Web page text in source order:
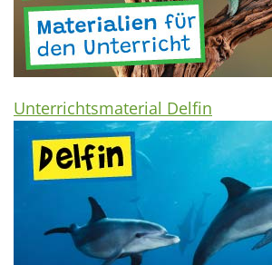
Unterrichtsmaterial Delfin